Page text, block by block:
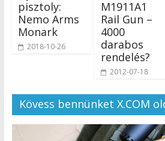
pisztoly:
Nemo Arms
Monark
2018-10-26
M1911A1
Rail Gun –
4000
darabos
rendelés?
2012-07-18
Kövess bennünket X.COM